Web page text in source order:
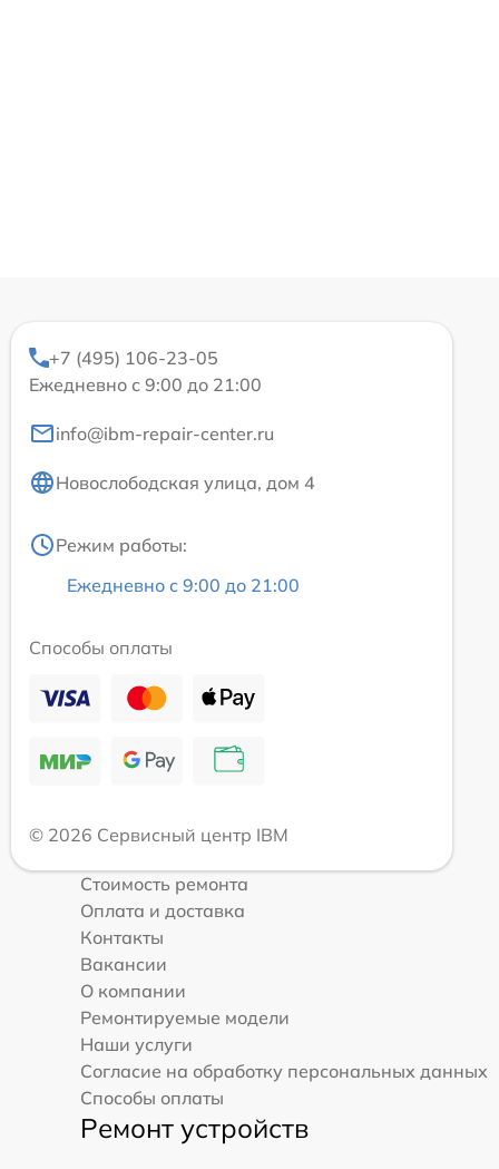
+7 (495) 106-23-05
Ежедневно с 9:00 до 21:00
info@ibm-repair-center.ru
Новослободская улица, дом 4
Режим работы:
Ежедневно с 9:00 до 21:00
Способы оплаты
© 2026 Сервисный центр IBM
Стоимость ремонта
Оплата и доставка
Контакты
Вакансии
О компании
Ремонтируемые модели
Наши услуги
Согласие на обработку персональных данных
Способы оплаты
Ремонт устройств